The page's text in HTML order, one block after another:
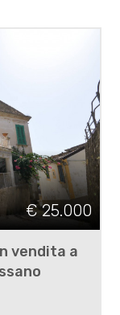
€ 25.000
vendita a